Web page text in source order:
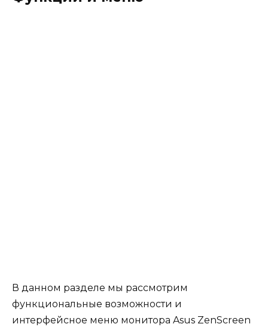
В данном разделе мы рассмотрим
функциональные возможности и
интерфейсное меню монитора Asus ZenScreen